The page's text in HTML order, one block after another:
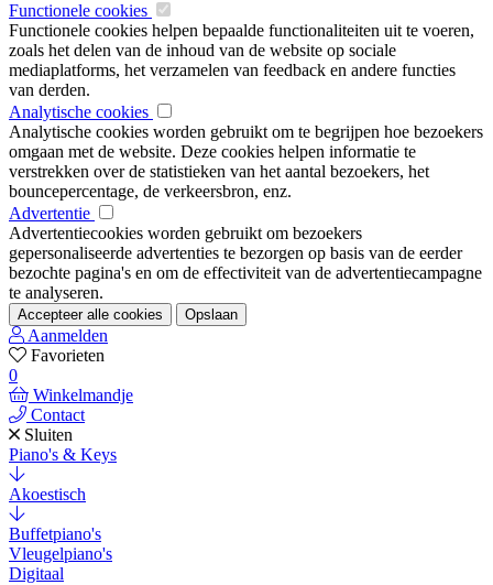
Functionele cookies
Functionele cookies helpen bepaalde functionaliteiten uit te voeren,
zoals het delen van de inhoud van de website op sociale
mediaplatforms, het verzamelen van feedback en andere functies
van derden.
Analytische cookies
Analytische cookies worden gebruikt om te begrijpen hoe bezoekers
omgaan met de website. Deze cookies helpen informatie te
verstrekken over de statistieken van het aantal bezoekers, het
bouncepercentage, de verkeersbron, enz.
Advertentie
Advertentiecookies worden gebruikt om bezoekers
gepersonaliseerde advertenties te bezorgen op basis van de eerder
bezochte pagina's en om de effectiviteit van de advertentiecampagne
te analyseren.
Accepteer alle cookies Opslaan
Aanmelden
Favorieten
0
Winkelmandje
Contact
Sluiten
Piano's & Keys
Akoestisch
Buffetpiano's
Vleugelpiano's
Digitaal